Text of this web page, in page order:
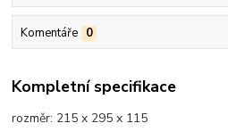
Komentáře 0
Kompletní specifikace
rozměr: 215 x 295 x 115